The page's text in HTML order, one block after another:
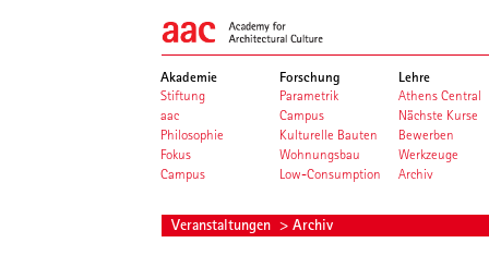
Akademie
Stiftung
aac
Philosophie
Fokus
Campus
Forschung
Parametrik
Campus
Kulturelle Bauten
Wohnungsbau
Low-Consumption
Lehre
Athens Central
Nächste Kurse
Bewerben
Werkzeuge
Archiv
Veranstaltungen > Archiv